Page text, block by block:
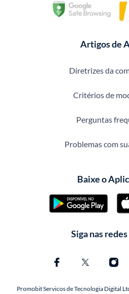
Artigos de
Diretrizes da
Critérios de
Perguntas
Problemas com
Baixe o
Siga nas
Promobit Servicos de Tecnologia Digital